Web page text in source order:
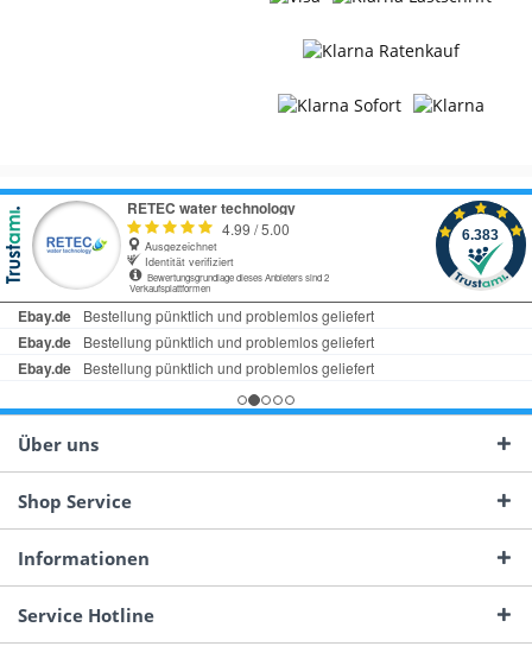
Über uns
Shop Service
Informationen
Service Hotline